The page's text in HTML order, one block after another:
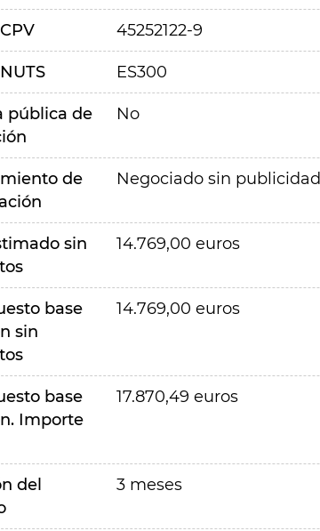
45252122-9
ES300
pública de
No
de
Negociado sin publicidad
sin
14.769,00 euros
base
sin
14.769,00 euros
base
Importe
17.870,49 euros
del
3 meses